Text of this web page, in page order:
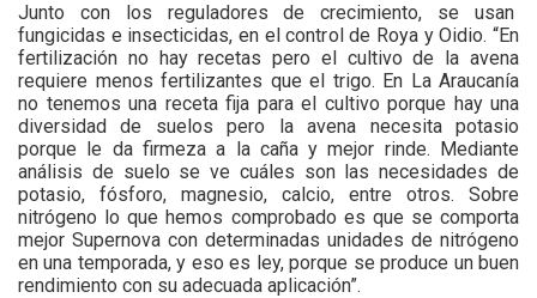
Junto con los reguladores de crecimiento, se usan
fungicidas e insecticidas, en el control de Roya y Oidio. “En
fertilización no hay recetas pero el cultivo de la avena
requiere menos fertilizantes que el trigo. En La Araucanía
no tenemos una receta fija para el cultivo porque hay una
diversidad de suelos pero la avena necesita potasio
porque le da firmeza a la caña y mejor rinde. Mediante
análisis de suelo se ve cuáles son las necesidades de
potasio, fósforo, magnesio, calcio, entre otros. Sobre
nitrógeno lo que hemos comprobado es que se comporta
mejor Supernova con determinadas unidades de nitrógeno
en una temporada, y eso es ley, porque se produce un buen
rendimiento con su adecuada aplicación”.